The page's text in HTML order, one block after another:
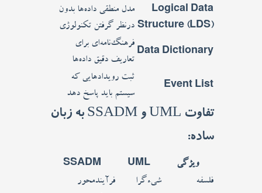
Logical Data
Structure (LDS)
مدل منطقی داده‌ها بدون
درنظر گرفتن تکنولوژی
Data Dictionary
فرهنگ‌نامه‌ای برای
تعاریف دقیق داده‌ها
Event List
ثبت رویدادهایی که
سیستم باید پاسخ دهد
تفاوت UML و SSADM به زبان
ساده:
ویژگی UML
SSADM
فلسفه
شی‌ءگرا فرآیندمحور